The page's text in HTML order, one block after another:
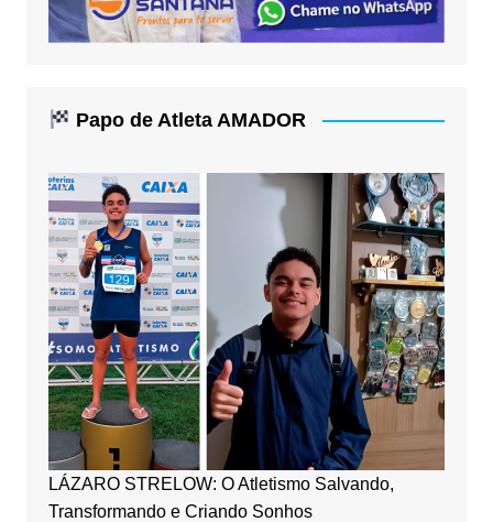
Papo de Atleta AMADOR
LÁZARO STRELOW: O Atletismo Salvando,
Transformando e Criando Sonhos